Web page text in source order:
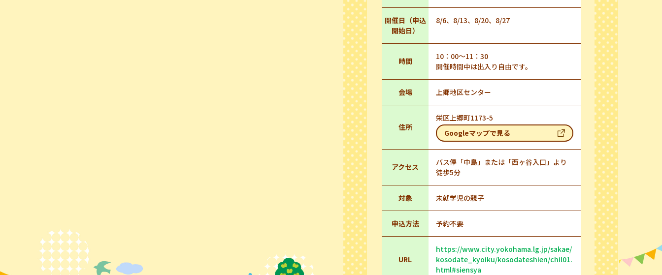
開催日（申込
開始日）
8/6、8/13、8/20、8/27
時間
10：00～11：30
開催時間中は出入り自由です。
会場 上郷地区センター
住所
栄区上郷町1173-5
Googleマップで見る
アクセス
バス停「中島」または「西ヶ谷入口」より
徒歩5分
対象 未就学児の親子
申込方法 予約不要
URL
https://www.city.yokohama.lg.jp/sakae/
kosodate_kyoiku/kosodateshien/chil01.
html#siensya